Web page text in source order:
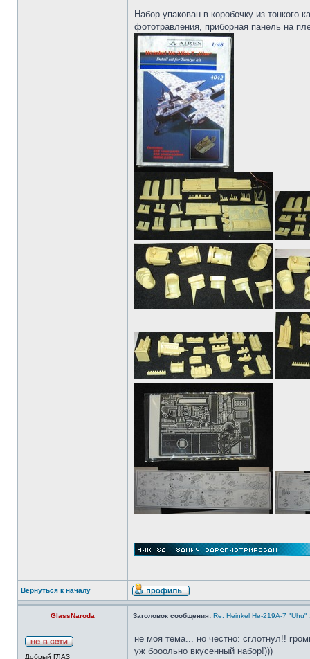
Набор упакован в коробочку из
фототравления, приборная панель на
Вернуться к началу
GlassNaroda Заголовок сообщения: Re: Heinkel He-219A-7
Добрый ГЛАЗ
не моя тема... но честно: сглотнул!!
уж бооольно вкусенный набор!)))